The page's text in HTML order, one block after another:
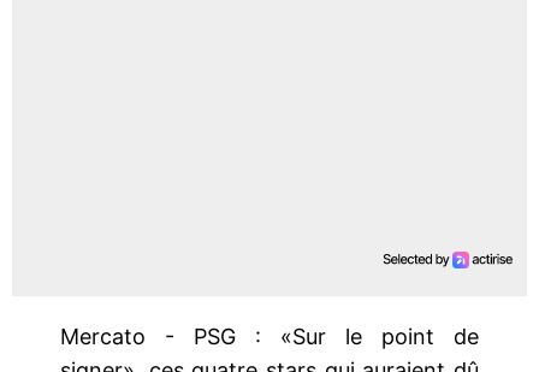
Mercato - PSG : «Sur le point de